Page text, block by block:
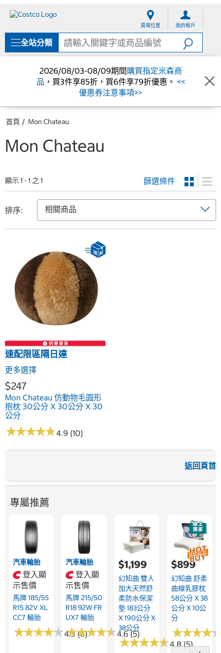
單
賣場位置 我的帳戶
全站分類
2026/08/03-08/09期間購買指定米森商
品 ，買3件享85折，買6件享79折優惠。 <<
優惠券注意事項>>
首頁 Mon Chateau
Mon Chateau
顯示 1 - 1 之 1 篩選條件
排序:
速配限區隔日達
更多選擇
$247
Mon Chateau 仿動物毛圓形
抱枕 30公分 X 30公分 X 30
公分
★★★★★
★★★★★4.9 (10)
返回頁首
專屬推薦
汽車輪胎
登入顯
示售價
馬牌 185/55
R15 82V XL
CC7 輪胎
★★★★★
★★★★★4.3 (6)
汽車輪胎
登入顯
示售價
馬牌 215/50
R18 92W FR
UX7 輪胎
★★★★★
★★★★★4.6 (5)
$1,199
幻知曲 雙人
加大天然舒
柔防水保潔
墊 183公分
X 190公分 X
38公分
★★★★★
★★★★★4.8 (5)
$899
幻知曲 舒柔
曲線乳膠枕
58公分 X 38
公分 X 10公
分
★★★★
★★★★